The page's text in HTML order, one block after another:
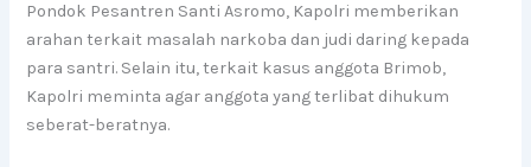
Pondok Pesantren Santi Asromo, Kapolri memberikan
arahan terkait masalah narkoba dan judi daring kepada
para santri. Selain itu, terkait kasus anggota Brimob,
Kapolri meminta agar anggota yang terlibat dihukum
seberat-beratnya.